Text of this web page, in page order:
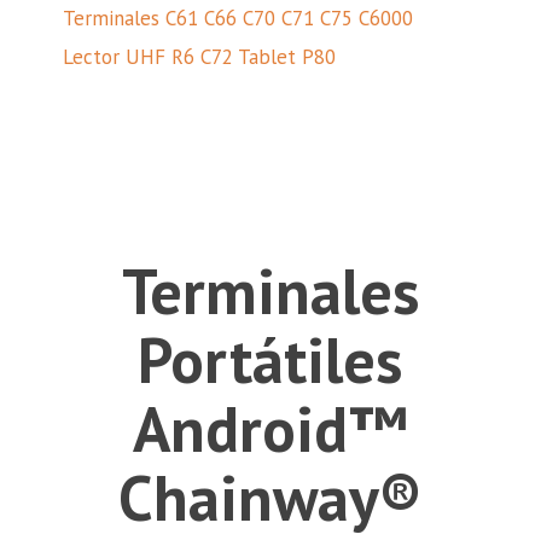
Terminales C61 C66 C70 C71 C75 C6000
Lector UHF R6 C72 Tablet P80
Terminales
Portátiles
Android™
Chainway®